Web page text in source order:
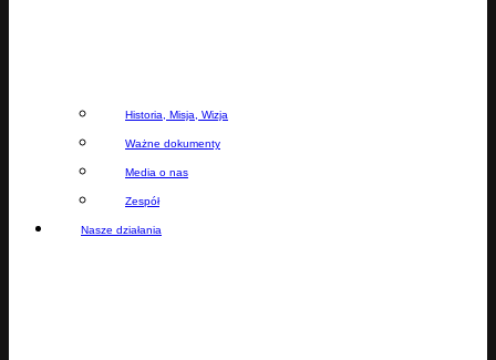
Historia, Misja, Wizja
Ważne dokumenty
Media o nas
Zespół
Nasze działania